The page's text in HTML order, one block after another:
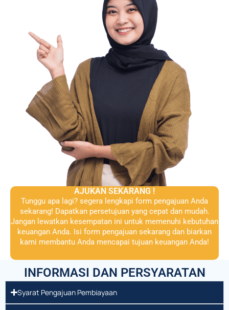
AJUKAN SEKARANG !
Tunggu apa lagi? segera lengkapi form pengajuan Anda
sekarang! Dapatkan persetujuan yang cepat dan mudah.
Jangan lewatkan kesempatan ini untuk memenuhi kebutuhan
keuangan Anda. Isi form pengajuan sekarang dan biarkan
kami membantu Anda mencapai tujuan keuangan Anda!
INFORMASI DAN PERSYARATAN
Syarat Pengajuan Pembiayaan